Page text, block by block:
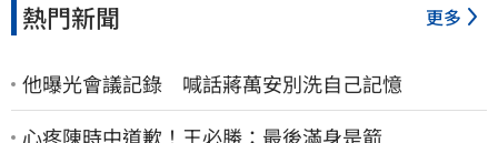
熱門新聞 更多
他曝光會議記錄 喊話蔣萬安別洗自己記憶
心疼陳時中道歉！王必勝：最後滿身是箭